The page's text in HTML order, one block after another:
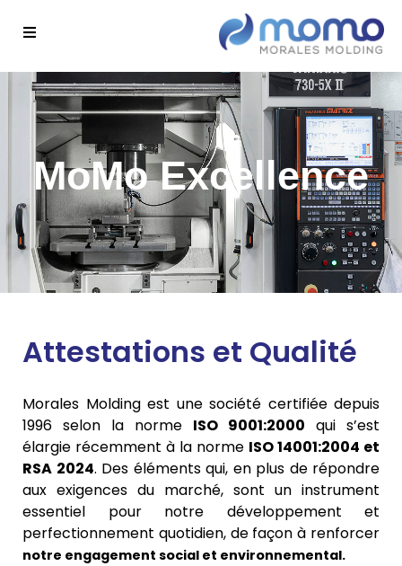
MoMo Excellence
Attestations et Qualité
Morales Molding est une société certifiée depuis
1996 selon la norme ISO 9001:2000 qui s’est
élargie récemment à la norme ISO 14001:2004 et
RSA 2024. Des éléments qui, en plus de répondre
aux exigences du marché, sont un instrument
essentiel pour notre développement et
perfectionnement quotidien, de façon à renforcer
notre engagement social et environnemental.